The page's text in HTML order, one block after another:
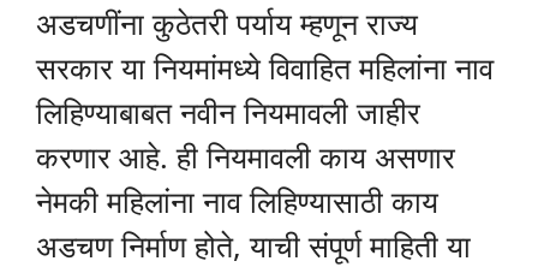
अडचणींना कुठेतरी पर्याय म्हणून राज्य
सरकार या नियमांमध्ये विवाहित महिलांना नाव
लिहिण्याबाबत नवीन नियमावली जाहीर
करणार आहे. ही नियमावली काय असणार
नेमकी महिलांना नाव लिहिण्यासाठी काय
अडचण निर्माण होते, याची संपूर्ण माहिती या